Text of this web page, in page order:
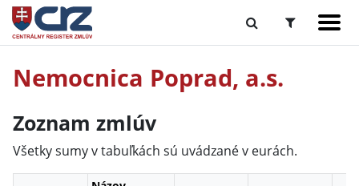
Nemocnica Poprad, a.s.
Zoznam zmlúv
Všetky sumy v tabuľkách sú uvádzané v eurách.